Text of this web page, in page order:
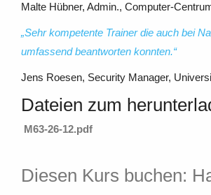
Malte Hübner, Admin., Computer-
„Sehr kompetente Trainer die auch bei
umfassendbeantworten konnten.“
Jens Roesen, Security Manager,
Dateien zum
M63-26-12.pdf
Diesen Kurs buchen: